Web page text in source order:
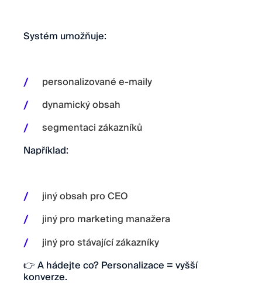
Systém umožňuje:
personalizované e-maily
dynamický obsah
segmentaci zákazníků
Například:
jiný obsah pro CEO
jiný pro marketing manažera
jiný pro stávající zákazníky
👉 A hádejte co? Personalizace = vyšší
konverze.